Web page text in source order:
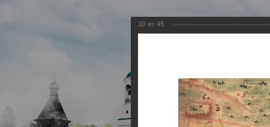
10 из 45